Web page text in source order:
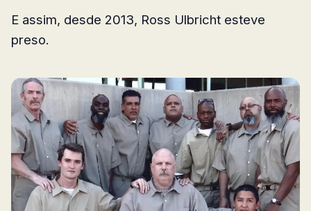
E assim, desde 2013, Ross Ulbricht esteve
preso.